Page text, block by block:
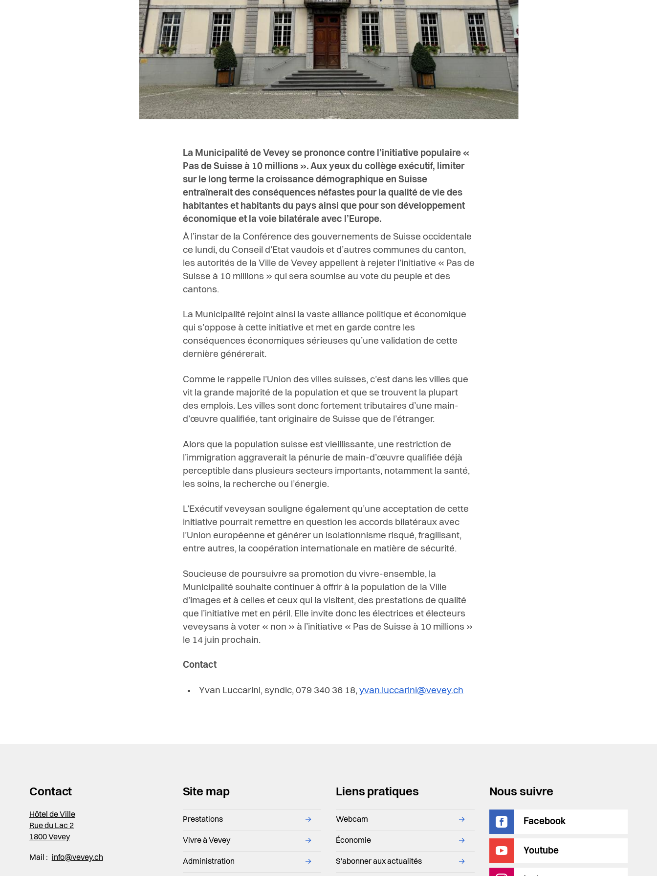
La Municipalité de Vevey se prononce contre l’initiative populaire «
Pas de Suisse à 10 millions ». Aux yeux du collège exécutif, limiter
sur le long terme la croissance démographique en Suisse
entraînerait des conséquences néfastes pour la qualité de vie des
habitantes et habitants du pays ainsi que pour son développement
économique et la voie bilatérale avec l’Europe.
À l’instar de la Conférence des gouvernements de Suisse occidentale
ce lundi, du Conseil d’Etat vaudois et d’autres communes du canton,
les autorités de la Ville de Vevey appellent à rejeter l’initiative « Pas de
Suisse à 10 millions » qui sera soumise au vote du peuple et des
cantons.
La Municipalité rejoint ainsi la vaste alliance politique et économique
qui s’oppose à cette initiative et met en garde contre les
conséquences économiques sérieuses qu’une validation de cette
dernière générerait.
Comme le rappelle l’Union des villes suisses, c’est dans les villes que
vit la grande majorité de la population et que se trouvent la plupart
des emplois. Les villes sont donc fortement tributaires d’une main-
d’œuvre qualifiée, tant originaire de Suisse que de l’étranger.
Alors que la population suisse est vieillissante, une restriction de
l’immigration aggraverait la pénurie de main-d’œuvre qualifiée déjà
perceptible dans plusieurs secteurs importants, notamment la santé,
les soins, la recherche ou l’énergie.
L’Exécutif veveysan souligne également qu’une acceptation de cette
initiative pourrait remettre en question les accords bilatéraux avec
l’Union européenne et générer un isolationnisme risqué, fragilisant,
entre autres, la coopération internationale en matière de sécurité.
Soucieuse de poursuivre sa promotion du vivre-ensemble, la
Municipalité souhaite continuer à offrir à la population de la Ville
d’images et à celles et ceux qui la visitent, des prestations de qualité
que l’initiative met en péril. Elle invite donc les électrices et électeurs
veveysans à voter « non » à l’initiative « Pas de Suisse à 10 millions »
le 14 juin prochain.
Contact
Yvan Luccarini, syndic, 079 340 36 18,yvan.luccarini@vevey.ch
Contact
Hôtel de Ville
Rue du Lac 2
1800 Vevey
Mail : info@vevey.ch
Site map
Prestations →
Vivre à Vevey →
Administration →
Liens pratiques
Webcam →
Économie →
S'abonner aux actualités →
Nous suivre
Facebook
Youtube